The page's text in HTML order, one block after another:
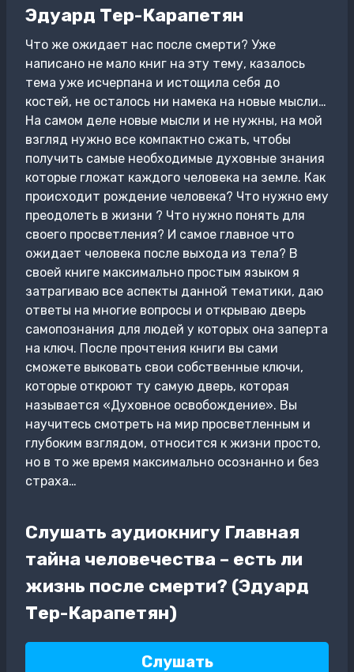
Эдуард Тер-Карапетян
Что же ожидает нас после смерти? Уже
написано не мало книг на эту тему, казалось
тема уже исчерпана и истощила себя до
костей, не осталось ни намека на новые мысли…
На самом деле новые мысли и не нужны, на мой
взгляд нужно все компактно сжать, чтобы
получить самые необходимые духовные знания
которые гложат каждого человека на земле. Как
происходит рождение человека? Что нужно ему
преодолеть в жизни ? Что нужно понять для
своего просветления? И самое главное что
ожидает человека после выхода из тела? В
своей книге максимально простым языком я
затрагиваю все аспекты данной тематики, даю
ответы на многие вопросы и открываю дверь
самопознания для людей у которых она заперта
на ключ. После прочтения книги вы сами
сможете выковать свои собственные ключи,
которые откроют ту самую дверь, которая
называется «Духовное освобождение». Вы
научитесь смотреть на мир просветленным и
глубоким взглядом, относится к жизни просто,
но в то же время максимально осознанно и без
страха…
Слушать аудиокнигу Главная
тайна человечества – есть ли
жизнь после смерти? (Эдуард
Тер-Карапетян)
Слушать